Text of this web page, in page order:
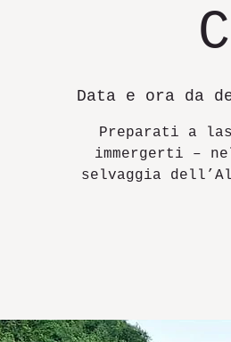
Data e ora da
Preparati a
immergerti –
selvaggia